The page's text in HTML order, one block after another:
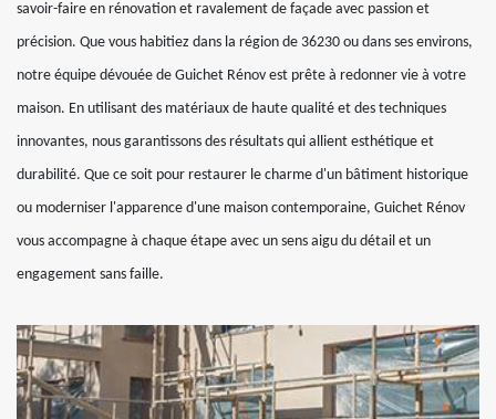
savoir-faire en rénovation et ravalement de façade avec passion et
précision. Que vous habitiez dans la région de 36230 ou dans ses environs,
notre équipe dévouée de Guichet Rénov est prête à redonner vie à votre
maison. En utilisant des matériaux de haute qualité et des techniques
innovantes, nous garantissons des résultats qui allient esthétique et
durabilité. Que ce soit pour restaurer le charme d'un bâtiment historique
ou moderniser l'apparence d'une maison contemporaine, Guichet Rénov
vous accompagne à chaque étape avec un sens aigu du détail et un
engagement sans faille.